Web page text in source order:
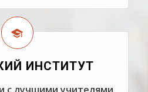
ИНСТИТУТ